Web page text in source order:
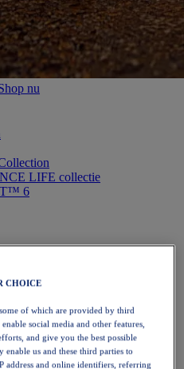
nu
LIFE collectie
6
CHOICE
of which are provided by third
social media and other features,
and give you the best possible
enable us and these third parties to
address and online identifiers, referring